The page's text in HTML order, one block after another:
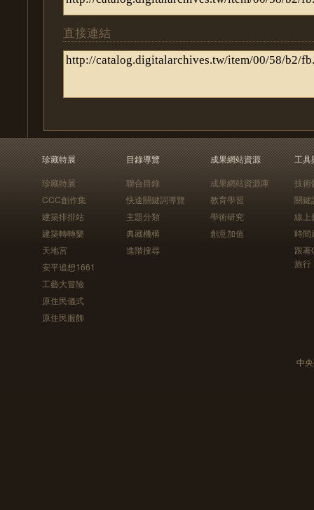
直接連結
珍藏特展
珍藏特展
CCC創作集
建築排排站
建築轉轉樂
天地宮
安平追想1661
工藝大冒險
原住民儀式
原住民服飾
目錄導覽
聯合目錄
快速關鍵詞導覽
主題分類
典藏機構
進階搜尋
成果網站資源
成果網站資源庫
教育學習
學術研究
創意加值
工具
技術
關鍵
線上
時間
跟
旅行
中